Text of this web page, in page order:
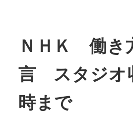
ＮＨＫ 働き
言 スタジオ
時まで